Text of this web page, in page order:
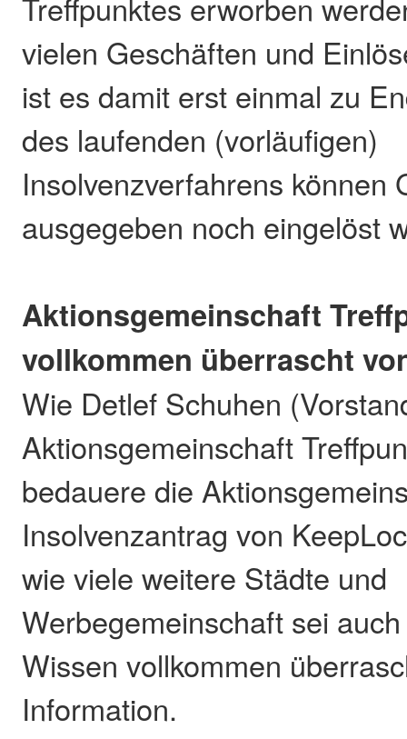
vielen Geschäften und
ist es damit erst einmal zu
des laufenden (vorläufigen)
Insolvenzverfahrens können
ausgegeben noch eingelöst
Aktionsgemeinschaft
vollkommen überrascht
Wie Detlef Schuhen
Aktionsgemeinschaft
bedauere die
Insolvenzantrag von
wie viele weitere Städte und
Werbegemeinschaft sei
Wissen vollkommen
Information.